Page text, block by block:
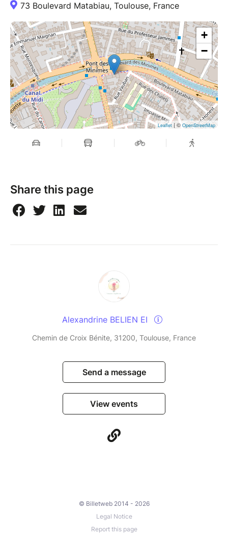
73 Boulevard Matabiau, Toulouse, France
+
−
Leaflet| © OpenStreetMap
Share this page
Alexandrine BELIEN EI
Chemin de Croix Bénite, 31200, Toulouse, France
Send a message
View events
© Billetweb 2014 - 2026
Legal Notice
Report this page